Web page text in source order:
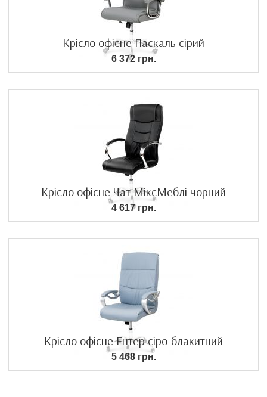
Крісло офісне Паскаль сірий
6 372 грн.
Крісло офісне Чат МіксМеблі чорний
4 617 грн.
Крісло офісне Ентер сіро-блакитний
5 468 грн.